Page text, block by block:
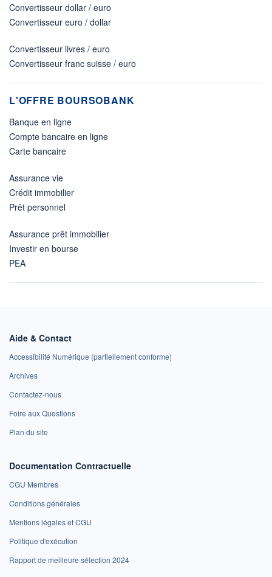
Convertisseur dollar / euro
Convertisseur euro / dollar
Convertisseur livres / euro
Convertisseur franc suisse / euro
L'OFFRE BOURSOBANK
Banque en ligne
Compte bancaire en ligne
Carte bancaire
Assurance vie
Crédit immobilier
Prêt personnel
Assurance prêt immobilier
Investir en bourse
PEA
Aide & Contact
Accessibilité Numérique (partiellement conforme)
Archives
Contactez-nous
Foire aux Questions
Plan du site
Documentation Contractuelle
CGU Membres
Conditions générales
Mentions légales et CGU
Politique d'exécution
Rapport de meilleure sélection 2024